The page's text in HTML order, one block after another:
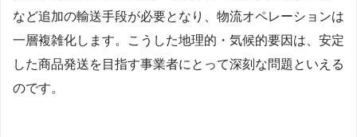
など追加の輸送手段が必要となり、物流オペレーションは
一層複雑化します。こうした地理的・気候的要因は、安定
した商品発送を目指す事業者にとって深刻な問題といえる
のです。